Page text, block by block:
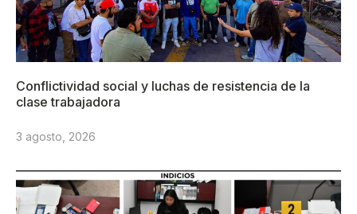
Conflictividad social y luchas de resistencia de la
clase trabajadora
3 agosto, 2026